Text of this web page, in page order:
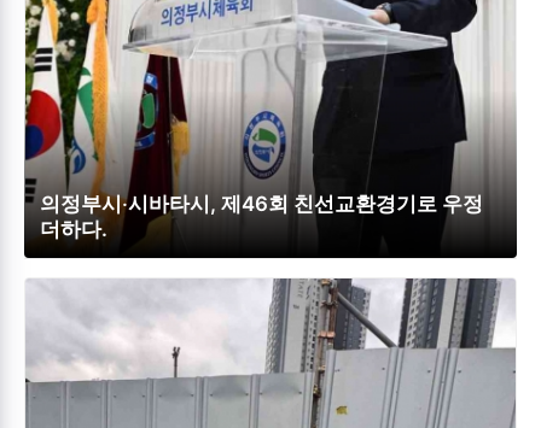
의정부시‧시바타시, 제46회 친선교환경기로 우정
더하다.